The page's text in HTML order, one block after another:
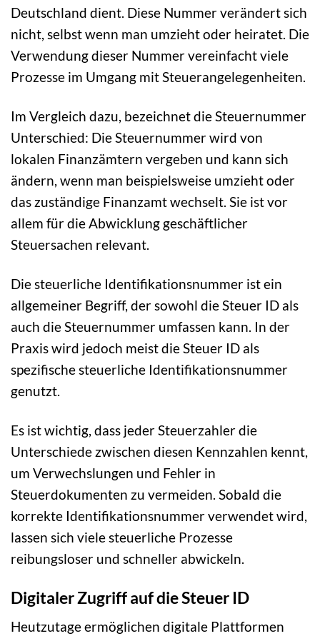
Deutschland dient. Diese Nummer verändert sich
nicht, selbst wenn man umzieht oder heiratet. Die
Verwendung dieser Nummer vereinfacht viele
Prozesse im Umgang mit Steuerangelegenheiten.
Im Vergleich dazu, bezeichnet die Steuernummer
Unterschied: Die Steuernummer wird von
lokalen Finanzämtern vergeben und kann sich
ändern, wenn man beispielsweise umzieht oder
das zuständige Finanzamt wechselt. Sie ist vor
allem für die Abwicklung geschäftlicher
Steuersachen relevant.
Die steuerliche Identifikationsnummer ist ein
allgemeiner Begriff, der sowohl die Steuer ID als
auch die Steuernummer umfassen kann. In der
Praxis wird jedoch meist die Steuer ID als
spezifische steuerliche Identifikationsnummer
genutzt.
Es ist wichtig, dass jeder Steuerzahler die
Unterschiede zwischen diesen Kennzahlen kennt,
um Verwechslungen und Fehler in
Steuerdokumenten zu vermeiden. Sobald die
korrekte Identifikationsnummer verwendet wird,
lassen sich viele steuerliche Prozesse
reibungsloser und schneller abwickeln.
Digitaler Zugriff auf die Steuer ID
Heutzutage ermöglichen digitale Plattformen